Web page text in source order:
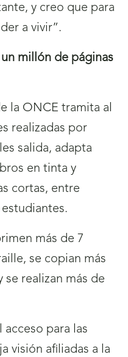
y creo que para
a vivir”.
un millón de páginas
la ONCE tramita al
realizadas por
salida, adapta
en tinta y
cortas, entre
más de 7
se copian más
se realizan más de
acceso para las
visión afiliadas a la